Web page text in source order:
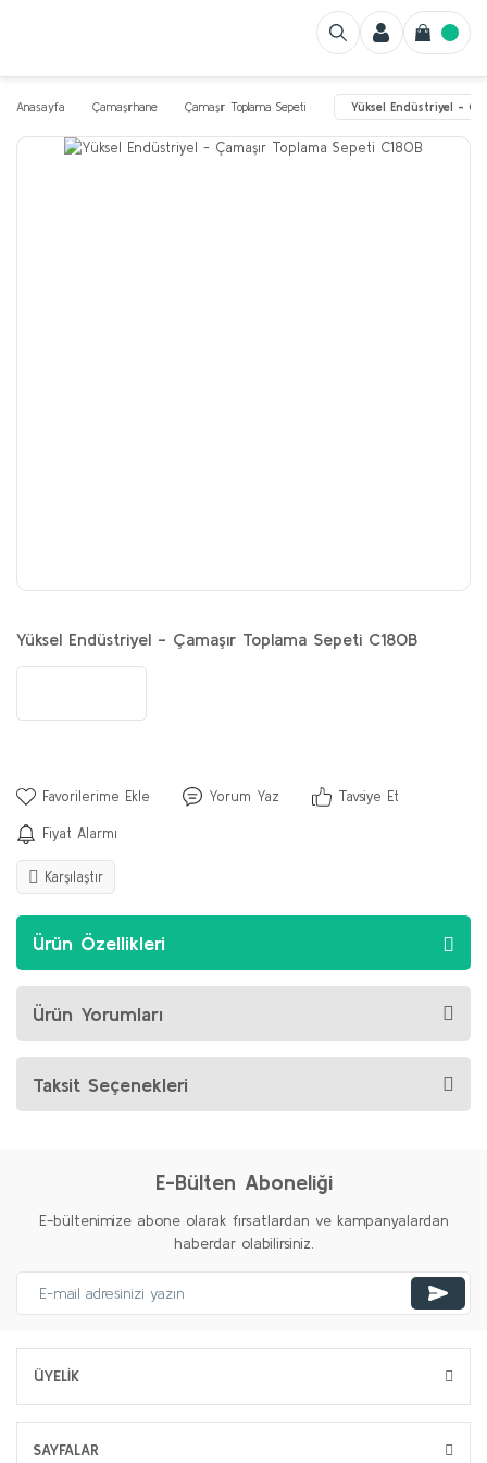
Anasayfa Çamaşırhane Çamaşır Toplama Sepeti Yüksel Endüstriyel -
Yüksel Endüstriyel - Çamaşır Toplama Sepeti C180B
Yorum Yaz Tavsiye Et
Fiyat Alarmı
Karşılaştır
Ürün Özellikleri
Ürün Yorumları
Taksit Seçenekleri
E-Bülten Aboneliği
E-bültenimize abone olarak fırsatlardan ve kampanyalardan
haberdar olabilirsiniz.
ÜYELİK
SAYFALAR